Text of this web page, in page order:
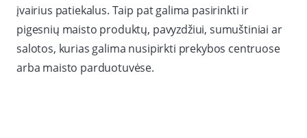
įvairius patiekalus. Taip pat galima pasirinkti ir
pigesnių maisto produktų, pavyzdžiui, sumuštiniai ar
salotos, kurias galima nusipirkti prekybos centruose
arba maisto parduotuvėse.